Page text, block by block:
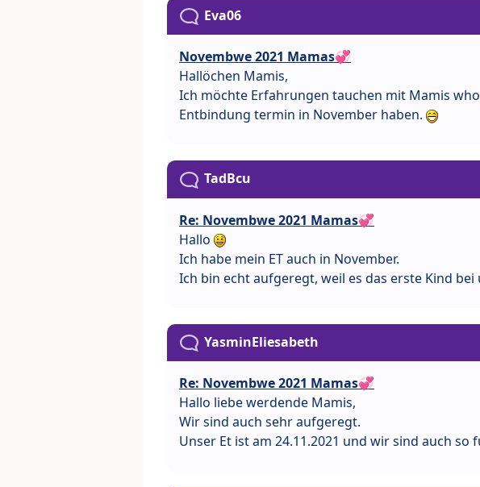
Eva06
Novembwe 2021 Mamas💞
Hallöchen Mamis,
Ich möchte Erfahrungen tauchen mit Mamis
Entbindung termin in November haben.
TadBcu
Re: Novembwe 2021 Mamas💞
Hallo
Ich habe mein ET auch in November.
Ich bin echt aufgeregt, weil es das erste Kind bei
YasminEliesabeth
Re: Novembwe 2021 Mamas💞
Hallo liebe werdende Mamis,
Wir sind auch sehr aufgeregt.
Unser Et ist am 24.11.2021 und wir sind auch